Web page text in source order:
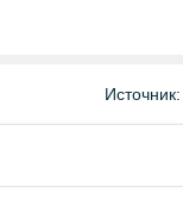
Источник: